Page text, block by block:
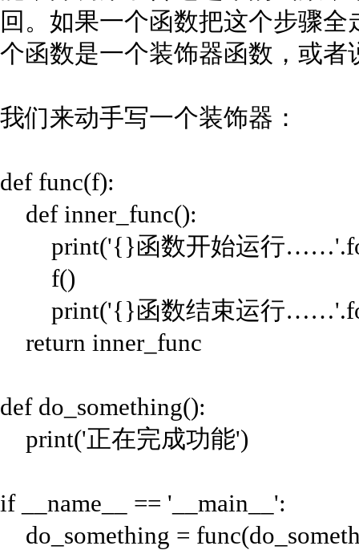
回。如果一个函数把这个步骤
个函数是一个装饰器函数，或者
我们来动手写一个装饰器：
def func(f):
def inner_func():
print('{}函数开始运行
f()
print('{}函数结束运行
return inner_func
def do_something():
print('正在完成功能')
if __name__ == '__main__':
do_something =